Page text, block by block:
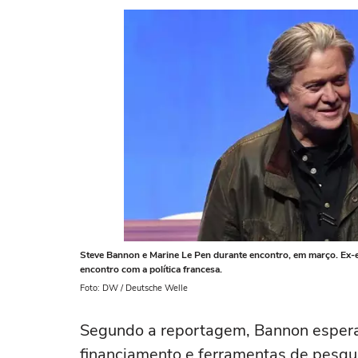
Steve Bannon e Marine Le Pen durante encontro, em março.
encontro com a política francesa.
Foto: DW / Deutsche Welle
Segundo a reportagem, Bannon